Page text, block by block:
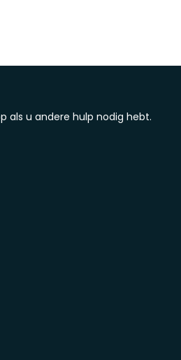
als u andere hulp nodig hebt.